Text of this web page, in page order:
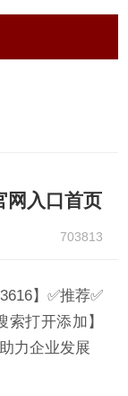
网入口首页
703813
】✅推荐✅
索打开添加】
力企业发展